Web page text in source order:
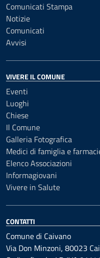
Comunicati Stampa
Notizie
Comunicati
Avvisi
VIVERE IL COMUNE
Eventi
Luoghi
Chiese
Il Comune
Galleria Fotografica
Medici di famiglia e
Elenco Associazioni
Informagiovani
Vivere in Salute
CONTATTI
Comune di Caivano
Via Don Minzoni, 80023